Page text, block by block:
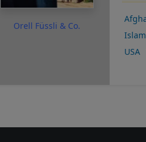
Orell Füssli & Co.
USA